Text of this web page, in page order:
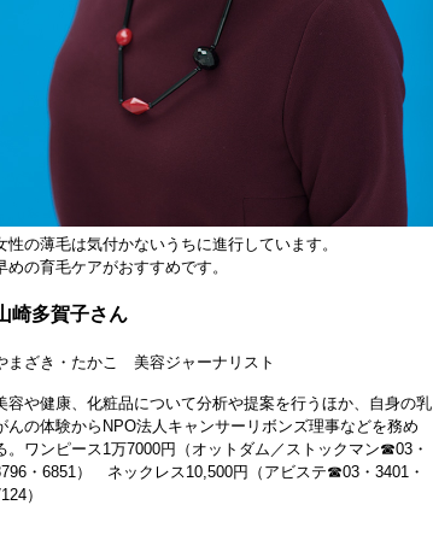
性の薄毛は気付かないうちに進行しています。
めの育毛ケアがおすすめです。
崎多賀子さん
まざき・たかこ 美容ジャーナリスト
容や健康、化粧品について分析や提案を行うほか、自身の乳
んの体験からNPO法人キャンサーリボンズ理事などを務め
。ワンピース1万7000円（オットダム／ストックマン☎03・
・6851） ネックレス10,500円（アビステ☎03・3401・
）